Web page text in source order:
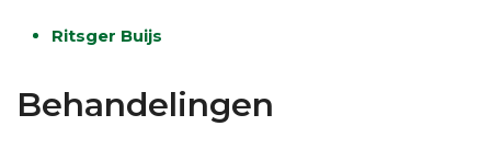
Ritsger Buijs
Behandelingen